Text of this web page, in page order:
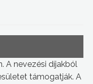
A nevezési díjakból
támogatják. A